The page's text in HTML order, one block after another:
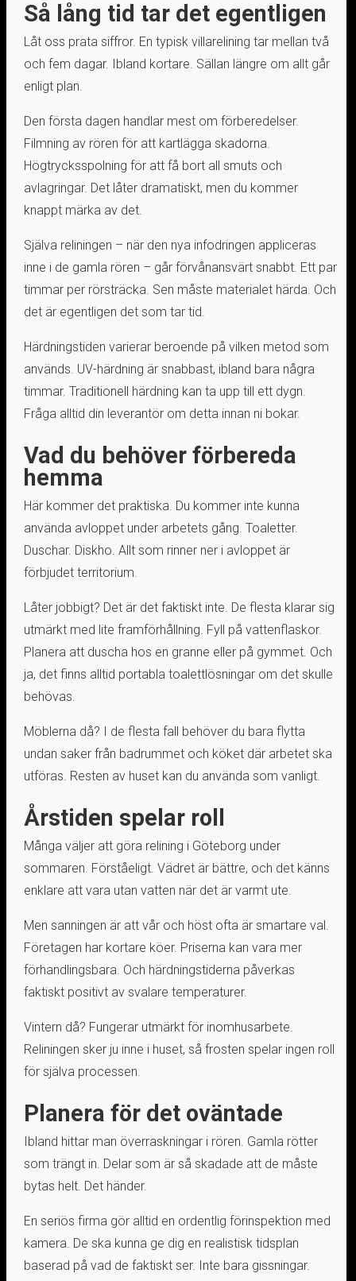
Så lång tid tar det egentligen
Låt oss prata siffror. En typisk villarelining tar mellan två
och fem dagar. Ibland kortare. Sällan längre om allt går
enligt plan.
Den första dagen handlar mest om förberedelser.
Filmning av rören för att kartlägga skadorna.
Högtrycksspolning för att få bort all smuts och
avlagringar. Det låter dramatiskt, men du kommer
knappt märka av det.
Själva reliningen – när den nya infodringen appliceras
inne i de gamla rören – går förvånansvärt snabbt. Ett par
timmar per rörsträcka. Sen måste materialet härda. Och
det är egentligen det som tar tid.
Härdningstiden varierar beroende på vilken metod som
används. UV-härdning är snabbast, ibland bara några
timmar. Traditionell härdning kan ta upp till ett dygn.
Fråga alltid din leverantör om detta innan ni bokar.
Vad du behöver förbereda
hemma
Här kommer det praktiska. Du kommer inte kunna
använda avloppet under arbetets gång. Toaletter.
Duschar. Diskho. Allt som rinner ner i avloppet är
förbjudet territorium.
Låter jobbigt? Det är det faktiskt inte. De flesta klarar sig
utmärkt med lite framförhållning. Fyll på vattenflaskor.
Planera att duscha hos en granne eller på gymmet. Och
ja, det finns alltid portabla toalettlösningar om det skulle
behövas.
Möblerna då? I de flesta fall behöver du bara flytta
undan saker från badrummet och köket där arbetet ska
utföras. Resten av huset kan du använda som vanligt.
Årstiden spelar roll
Många väljer att göra relining i Göteborg under
sommaren. Förståeligt. Vädret är bättre, och det känns
enklare att vara utan vatten när det är varmt ute.
Men sanningen är att vår och höst ofta är smartare val.
Företagen har kortare köer. Priserna kan vara mer
förhandlingsbara. Och härdningstiderna påverkas
faktiskt positivt av svalare temperaturer.
Vintern då? Fungerar utmärkt för inomhusarbete.
Reliningen sker ju inne i huset, så frosten spelar ingen roll
för själva processen.
Planera för det oväntade
Ibland hittar man överraskningar i rören. Gamla rötter
som trängt in. Delar som är så skadade att de måste
bytas helt. Det händer.
En seriös firma gör alltid en ordentlig förinspektion med
kamera. De ska kunna ge dig en realistisk tidsplan
baserad på vad de faktiskt ser. Inte bara gissningar.